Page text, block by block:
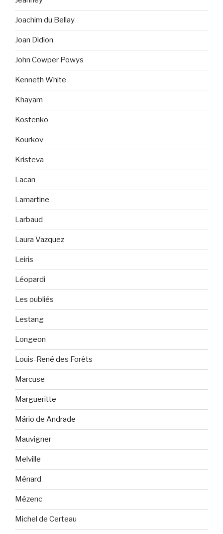
Joachim du Bellay
Joan Didion
John Cowper Powys
Kenneth White
Khayam
Kostenko
Kourkov
Kristeva
Lacan
Lamartine
Larbaud
Laura Vazquez
Leiris
Léopardi
Les oubliés
Lestang
Longeon
Louis-René des Forêts
Marcuse
Margueritte
Mário de Andrade
Mauvigner
Melville
Ménard
Mézenc
Michel de Certeau